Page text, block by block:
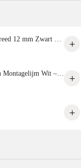
LED Strip | Akupanel | 50-270cm breed 12 mm Zwart aluminium behuizing
SPC/PVC/PET-VILT/Seude panelen Montagelijm Wit – Sterke Lijm voor Alle Decoratieve Panelen